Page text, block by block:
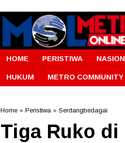
HOME PERISTIWA
HUKUM METRO COMMUNITY
Home » Peristiwa » Serdangbedagai
Tiga Ruko di